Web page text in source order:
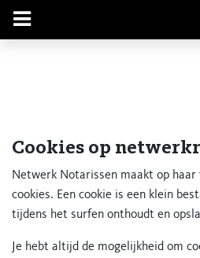
Cookies op
Netwerk Notarissen maakt op haar
cookies. Een cookie is een klein
tijdens het surfen onthoudt en
Je hebt altijd de mogelijkheid om